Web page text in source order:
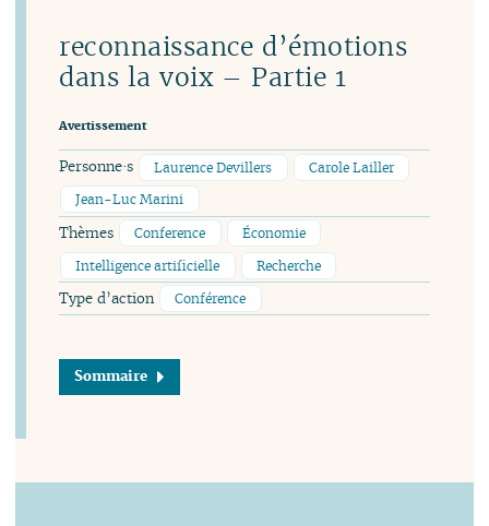
reconnaissance d’émotions
dans la voix – Partie 1
Avertissement
Personne·s Laurence Devillers
Carole Lailler
Jean-Luc Marini
Thèmes Conference
Économie
Intelligence artificielle
Recherche
Type d’action Conférence
Sommaire